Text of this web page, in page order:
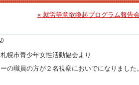
« 就労等意欲喚起プログラム報告
)
幌市青少年女性活動協会より
の職員の方が２名視察においでになりました